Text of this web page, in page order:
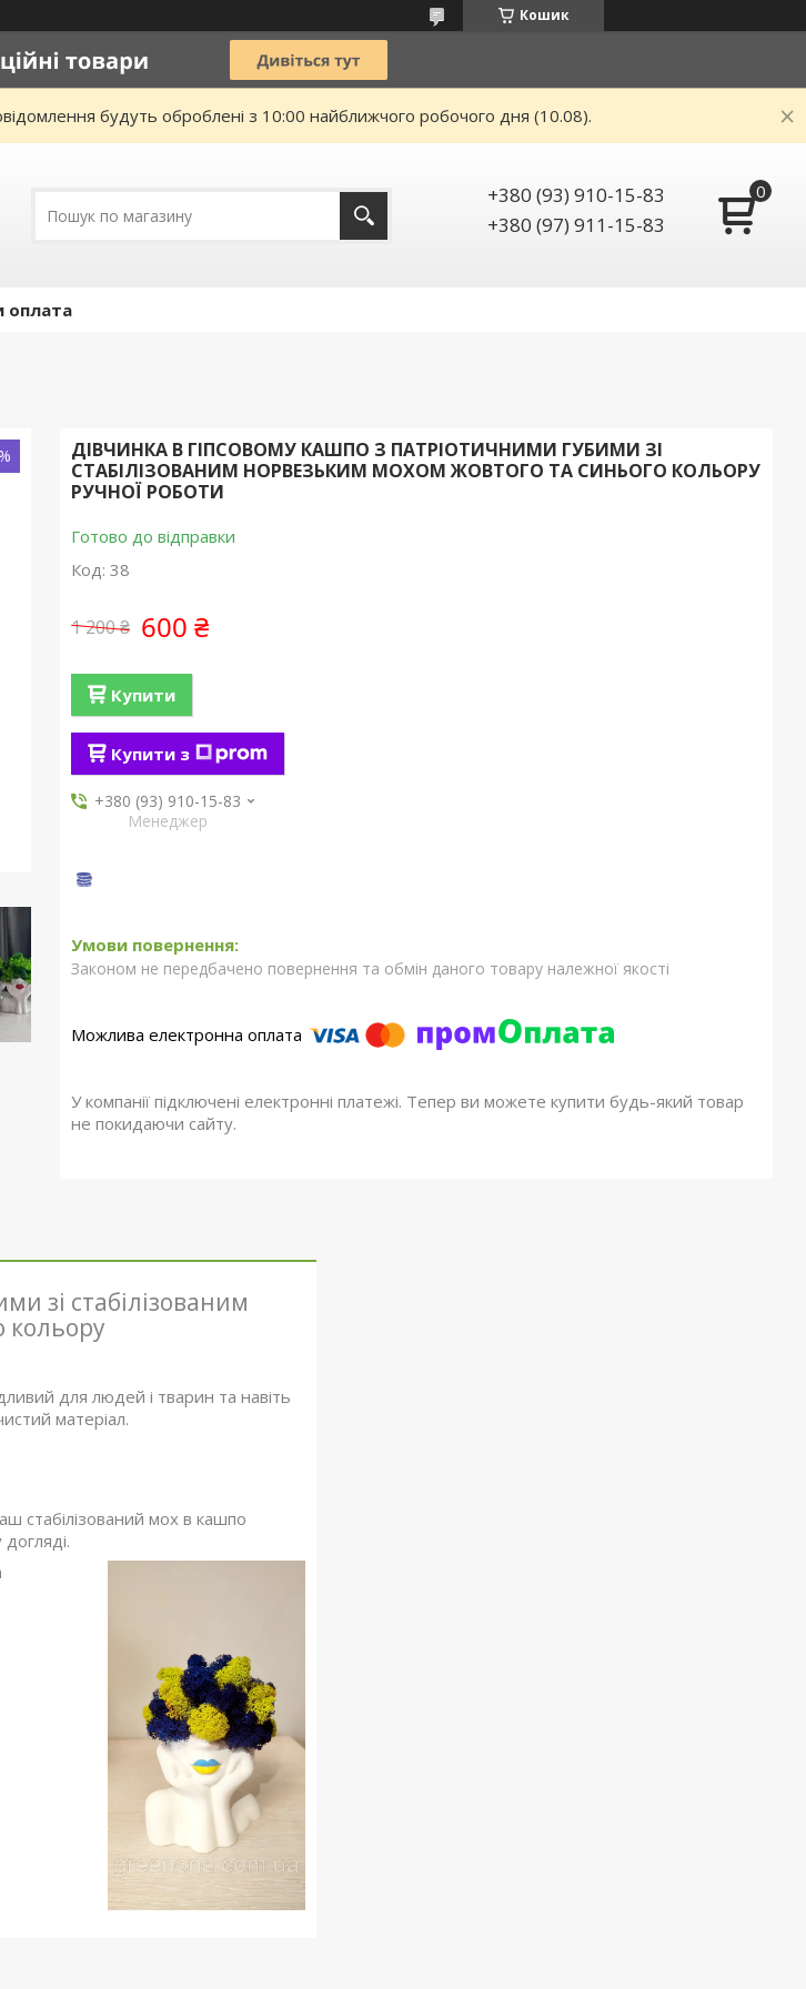
Кошик
будуть оброблені з 10:00 найближчого робочого дня (10.08).
+380 (93) 910-15-83
+380 (97) 911-15-83
оплата
ДІВЧИНКА В ГІПСОВОМУ КАШПО З ПАТРІОТИЧНИМИ ГУБИМИ ЗІ
СТАБІЛІЗОВАНИМ НОРВЕЗЬКИМ МОХОМ ЖОВТОГО ТА СИНЬОГО КОЛЬОРУ
РУЧНОЇ РОБОТИ
Готово до відправки
Код: 38
1 200 ₴ 600 ₴
Купити
Купити з
+380 (93) 910-15-83
Менеджер
Законом не передбачено повернення та обмін даного товару належної якості
У компанії підключені електронні платежі. Тепер ви можете купити будь-який товар
не покидаючи сайту.
зі стабілізованим
кольору
для людей і тварин та навіть
матеріал.
стабілізований мох в кашпо